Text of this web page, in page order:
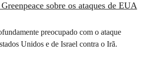
sobre os ataques de EUA
preocupado com o ataque
Unidos e de Israel contra o Irã.